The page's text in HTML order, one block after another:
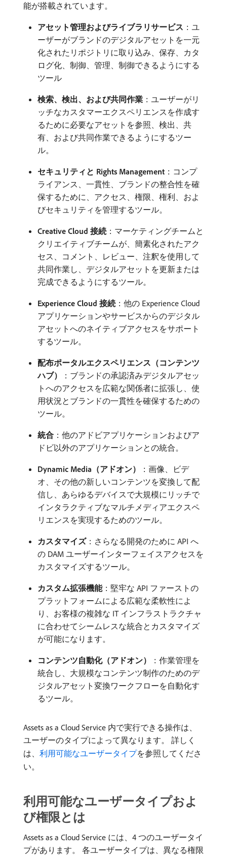
能が搭載されています。
アセット管理およびライブラリサービス ：ユ
ーザーがブランドのデジタルアセットを一元
化されたリポジトリに取り込み、保存、カタ
ログ化、制御、管理、制御できるようにする
ツール
検索、検出、および共同作業 ：ユーザーがリ
ッチなカスタマーエクスペリエンスを作成す
るために必要なアセットを参照、検出、共
有、および共同作業できるようにするツー
ル。
セキュリティと Rights Management ：コンプ
ライアンス、一貫性、ブランドの整合性を確
保するために、アクセス、権限、権利、およ
びセキュリティを管理するツール。
Creative Cloud 接続 ：マーケティングチームと
クリエイティブチームが、簡素化されたアク
セス、コメント、レビュー、注釈を使用して
共同作業し、デジタルアセットを更新または
完成できるようにするツール。
Experience Cloud 接続 ：他の Experience Cloud
アプリケーションやサービスからのデジタル
アセットへのネイティブアクセスをサポート
するツール。
配布ポータルエクスペリエンス（コンテンツ
ハブ）
：ブランドの承認済みデジタルアセッ
トへのアクセスを広範な関係者に拡張し、使
用状況とブランドの一貫性を確保するための
ツール。
統合 ：他のアドビアプリケーションおよびア
ドビ以外のアプリケーションとの統合。
Dynamic Media（アドオン）
：画像、ビデ
オ、その他の新しいコンテンツを変換して配
信し、あらゆるデバイスで大規模にリッチで
インタラクティブなマルチメディアエクスペ
リエンスを実現するためのツール。
カスタマイズ：さらなる開発のために API へ
の DAM ユーザーインターフェイスアクセスを
カスタマイズするツール。
カスタム拡張機能：堅牢な API ファーストの
プラットフォームによる広範な柔軟性によ
り、お客様の複雑な IT インフラストラクチャ
に合わせてシームレスな統合とカスタマイズ
が可能になります。
コンテンツ自動化（アドオン）
：作業管理を
統合し、大規模なコンテンツ制作のためのデ
ジタルアセット変換ワークフローを自動化す
るツール。
Assets as a Cloud Service 内で実行できる操作は、
ユーザーのタイプによって異なります。 詳しく
は、 利用可能なユーザータイプを参照してくださ
い。
利用可能なユーザータイプおよ
び権限とは
Assets as a Cloud Service には、4 つのユーザータイ
プがあります。 各ユーザータイプは、異なる権限